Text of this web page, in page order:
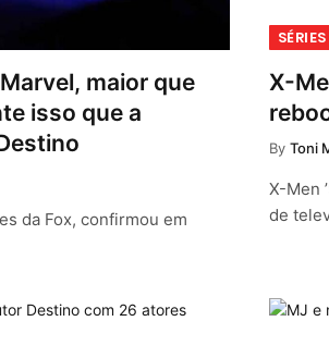
maior que
isso que a
da Fox, confirmou em
SÉRIES
X-
By Toni
X-Men
de